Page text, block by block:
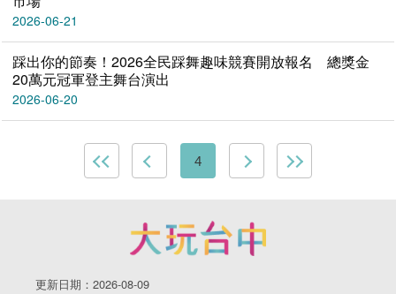
2026-06-21
踩出你的節奏！2026全民踩舞趣味競賽開放報名 總獎金
20萬元冠軍登主舞台演出
2026-06-20
4
更新日期：2026-08-09